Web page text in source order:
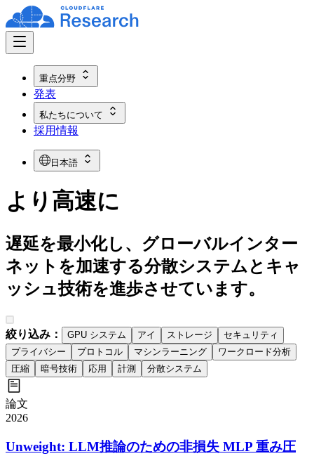
重点分野
発表
私たちについて
採用情報
日本語
より高速に
遅延を最小化し、グローバルインター
ネットを加速する分散システムとキャ
ッシュ技術を進歩させています。
絞り込み： GPU システム アイ ストレージ
セキュリティ
プライバシー
プロトコル マシンラーニング
ワークロード分析
圧縮
暗号技術 応用 計測 分散システム
論文
2026
Unweight: LLM推論のための非損失 MLP 重み圧